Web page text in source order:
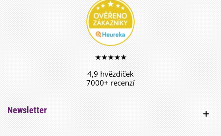
★★★★★
4,9 hvězdiček
7000+ recenzí
Newsletter